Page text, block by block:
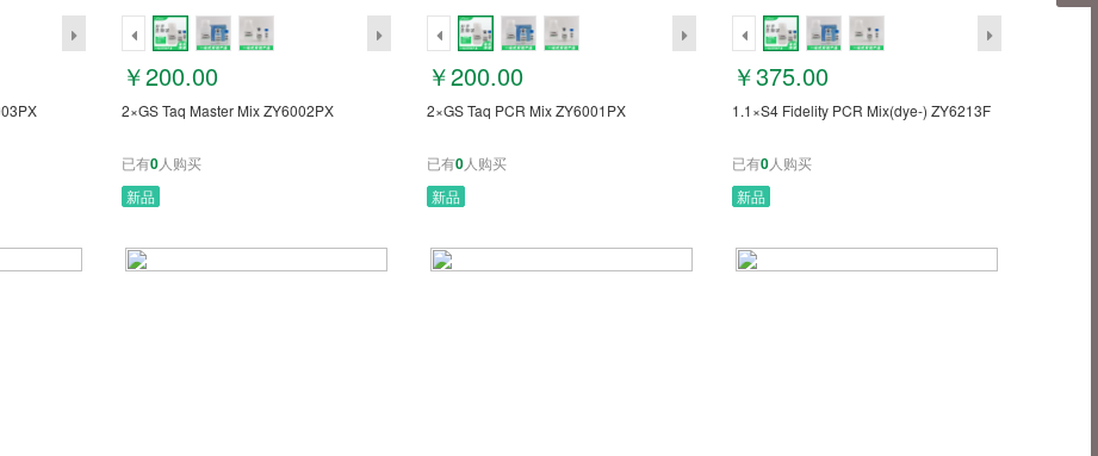
￥200.00
2×GS Taq Master Mix ZY6002PX
已有0人购买
新品
￥200.00
2×GS Taq PCR Mix ZY6001PX
已有0人购买
新品
￥375.00
1.1×S4 Fidelity PCR Mix(dye-) ZY6213F
已有0人购买
新品